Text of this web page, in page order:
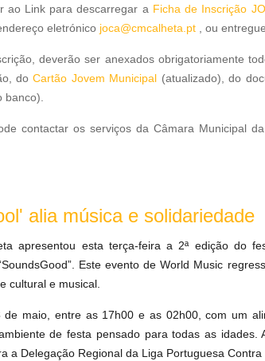
ao Link para descarregar a Ficha de Inscrição
eletrónico joca@cmcalheta.pt , ou
deverão ser anexados obrigatoriamente
doCartão Jovem Municipal (atualizado), do
banco).
contactar os serviços da Câmara Municipal
alia música e solidariedade
apresentou esta terça-feira a 2ª edição do
Este evento de World Music
cultural e musical.
maio, entre as 17h00 e as 02h00, com um
de festa pensado para todas as
a Delegação Regional da Liga Portuguesa Contra